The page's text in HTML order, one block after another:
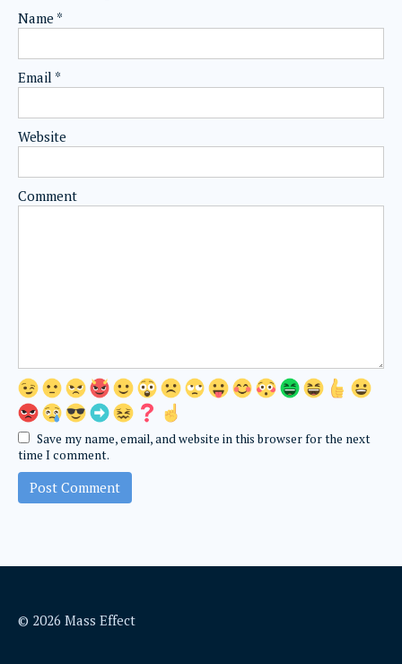
Name *
Email *
Website
Comment
Save my name, email, and website in this browser for the next
time I comment.
© 2026 Mass Effect